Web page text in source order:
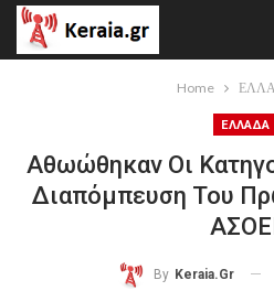
Home
ΕΛΛΑΔΑ
Αθωώθηκαν Οι
Διαπόμπευση Του
By Keraia.gr